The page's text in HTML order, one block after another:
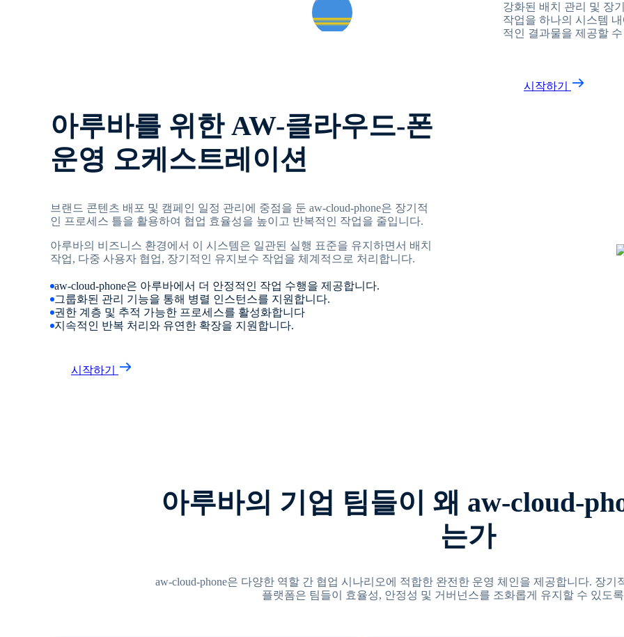
강화된 배치 관리 및 장
작업을 하나의 시스템
적인 결과물을 제공할
시작하기
아루바를 위한 AW-클라우드-폰
운영 오케스트레이션
브랜드 콘텐츠 배포 및 캠페인 일정 관리에 중점을 둔 aw-cloud-phone은 장기적
인 프로세스 틀을 활용하여 협업 효율성을 높이고 반복적인 작업을 줄입니다.
아루바의 비즈니스 환경에서 이 시스템은 일관된 실행 표준을 유지하면서 배치
작업, 다중 사용자 협업, 장기적인 유지보수 작업을 체계적으로 처리합니다.
aw-cloud-phone은 아루바에서 더 안정적인 작업 수행을 제공합니다.
그룹화된 관리 기능을 통해 병렬 인스턴스를 지원합니다.
권한 계층 및 추적 가능한 프로세스를 활성화합니다
지속적인 반복 처리와 유연한 확장을 지원합니다.
시작하기
아루바의 기업 팀들이 왜 aw-cloud-
는가
aw-cloud-phone은 다양한 역할 간 협업 시나리오에 적합한 완전한 운영 체인을 제공합니다. 장기
플랫폼은 팀들이 효율성, 안정성 및 거버넌스를 조화롭게 유지할 수 있도